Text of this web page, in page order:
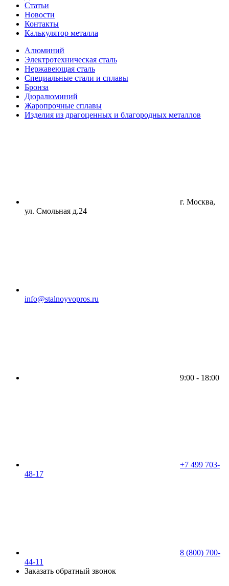
Статьи
Новости
Контакты
Калькулятор металла
Алюминий
Электротехническая сталь
Нержавеющая сталь
Специальные стали и сплавы
Бронза
Дюралюминий
Жаропрочные сплавы
Изделия из драгоценных и благородных металлов
г. Москва,
ул. Смольная д.24
info@stalnoyvopros.ru
9:00 - 18:00
+7 499 703-
48-17
8 (800) 700-
44-11
Заказать обратный звонок